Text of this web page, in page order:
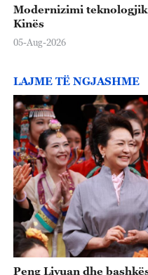
Modernizimi
Kinës
05-Aug-2026
LAJME TË NGJASHME
Peng Liyuan dhe